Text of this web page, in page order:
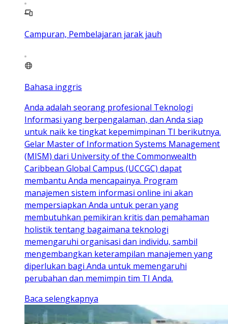
Campuran, Pembelajaran jarak jauh
Bahasa inggris
Anda adalah seorang profesional Teknologi
Informasi yang berpengalaman, dan Anda siap
untuk naik ke tingkat kepemimpinan TI berikutnya.
Gelar Master of Information Systems Management
(MISM) dari University of the Commonwealth
Caribbean Global Campus (UCCGC) dapat
membantu Anda mencapainya. Program
manajemen sistem informasi online ini akan
mempersiapkan Anda untuk peran yang
membutuhkan pemikiran kritis dan pemahaman
holistik tentang bagaimana teknologi
memengaruhi organisasi dan individu, sambil
mengembangkan keterampilan manajemen yang
diperlukan bagi Anda untuk memengaruhi
perubahan dan memimpin tim TI Anda.
Baca selengkapnya